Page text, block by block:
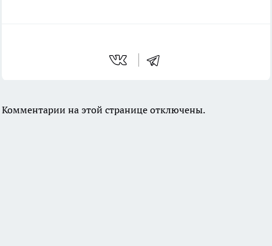
Комментарии на этой странице отключены.